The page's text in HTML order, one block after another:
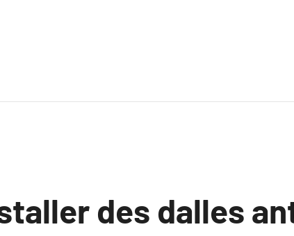
des dalles